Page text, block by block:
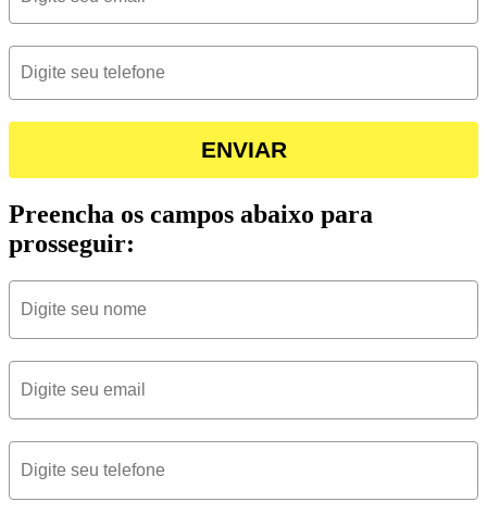
ENVIAR
Preencha os campos abaixo para
prosseguir: